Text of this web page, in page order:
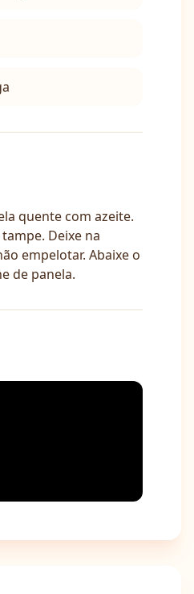
quente com azeite.
Deixe na
empelotar. Abaixe o
de panela.